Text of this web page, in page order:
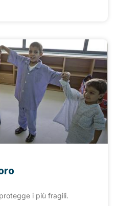
i più fragili.